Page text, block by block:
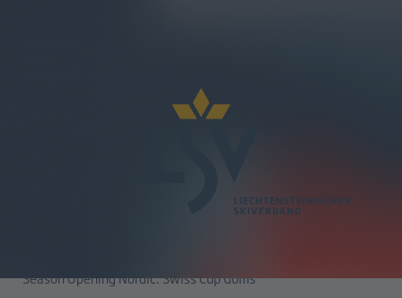
Season Opening Nordic: Swiss Cup Goms